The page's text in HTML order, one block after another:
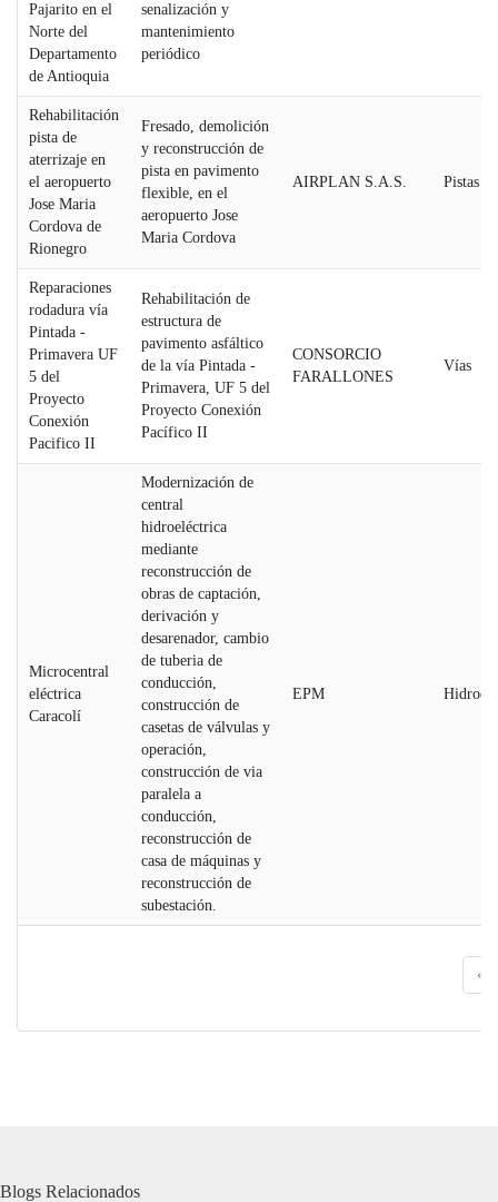
«
Pajarito en el
Norte del
Departamento
de Antioquia
senalización y
mantenimiento
periódico
Rehabilitación
pista de
aterrizaje en
el aeropuerto
Jose Maria
Cordova de
Rionegro
Fresado, demolición
y reconstrucción de
pista en pavimento
flexible, en el
aeropuerto Jose
Maria Cordova
AIRPLAN S.A.S. Pistas
Reparaciones
rodadura vía
Pintada -
Primavera UF
5 del
Proyecto
Conexión
Pacifico II
Rehabilitación de
estructura de
pavimento asfáltico
de la vía Pintada -
Primavera, UF 5 del
Proyecto Conexión
Pacífico II
CONSORCIO
FARALLONES
Vías
Microcentral
eléctrica
Caracolí
Modernización de
central
hidroeléctrica
mediante
reconstrucción de
obras de captación,
derivación y
desarenador, cambio
de tuberia de
conducción,
construcción de
casetas de válvulas y
operación,
construcción de via
paralela a
conducción,
reconstrucción de
casa de máquinas y
reconstrucción de
subestación.
EPM
Blogs Relacionados